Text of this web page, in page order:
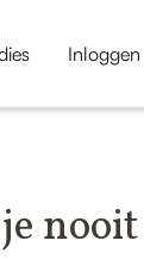
Inloggen
nooit